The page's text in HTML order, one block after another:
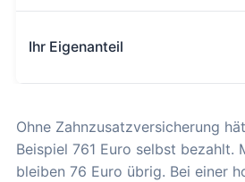
Ihr Eigenanteil
Ohne Zahnzusatzversicherung
Beispiel 761 Euro selbst bezahlt.
bleiben 76 Euro übrig. Bei einer